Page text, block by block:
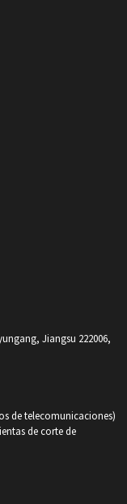
Jiangsu 222006,
de telecomunicaciones)
de corte de